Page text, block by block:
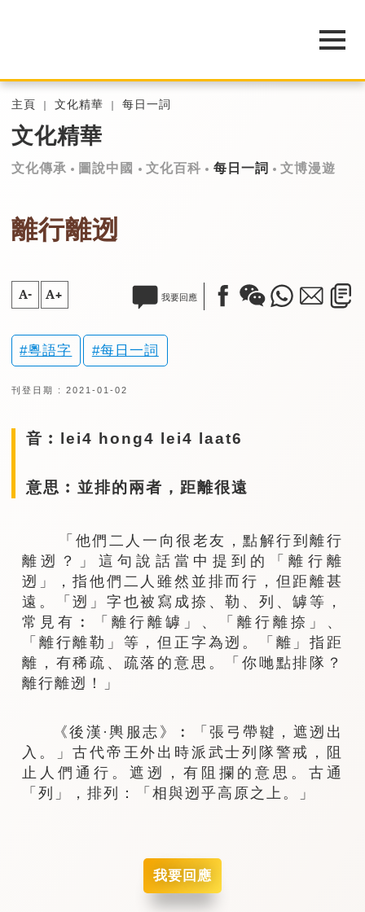
主頁 文化精華 每日一詞
文化精華
文化傳承 圖說中國 文化百科 每日一詞 文博漫遊
離行離迾
A- A+ 我要回應
粵語字 每日一詞
刊登日期 : 2021-01-02
音︰lei4 hong4 lei4 laat6
意思︰並排的兩者，距離很遠
「他們二人一向很老友，點解行到離行
離迾？」這句說話當中提到的「離行離
迾」，指他們二人雖然並排而行，但距離甚
遠。「迾」字也被寫成捺、勒、列、罅等，
常見有︰「離行離罅」、「離行離捺」、
「離行離勒」等，但正字為迾。「離」指距
離，有稀疏、疏落的意思。「你哋點排隊？
離行離迾！」
《後漢·輿服志》︰「張弓帶鞬，遮迾出
入。」古代帝王外出時派武士列隊警戒，阻
止人們通行。遮迾，有阻攔的意思。古通
「列」，排列：「相與迾乎高原之上。」
我要回應